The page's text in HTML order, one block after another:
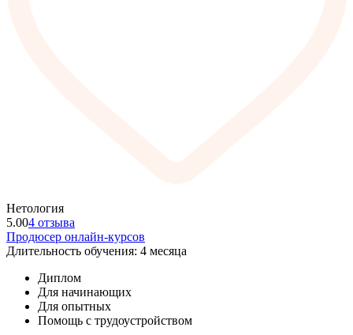
Нетология
5.004 отзыва
Продюсер онлайн-курсов
Длительность обучения: 4 месяца
Диплом
Для начинающих
Для опытных
Помощь с трудоустройством